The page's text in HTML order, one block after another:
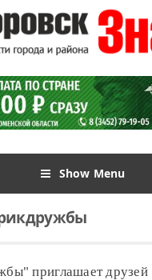
Show Menu
приглашает друзей